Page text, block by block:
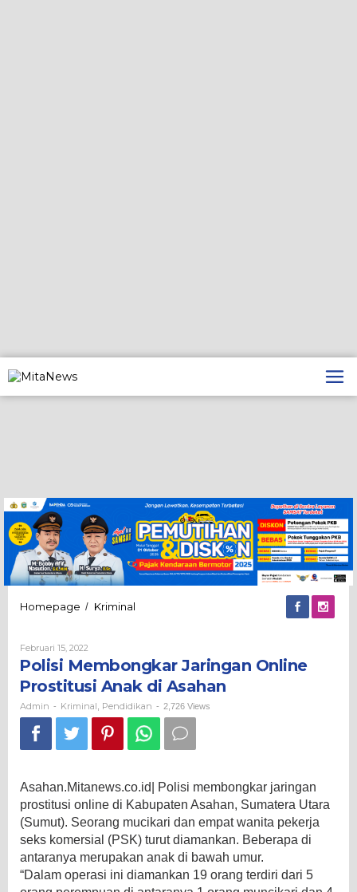
ke
konten
Homepage / Kriminal
Prostitusi
Anak
di
Asahan
Februari 15, 2022
Admin
Polisi Membongkar Jaringan Online
Prostitusi Anak di Asahan
Admin - Kriminal Pendidikan - 2,726 Views
Asahan.Mitanews.co.id| Polisi membongkar jaringan
prostitusi online di Kabupaten Asahan, Sumatera Utara
(Sumut). Seorang mucikari dan empat wanita pekerja
seks komersial (PSK) turut diamankan. Beberapa di
antaranya merupakan anak di bawah umur.
“Dalam operasi ini diamankan 19 orang terdiri dari 5